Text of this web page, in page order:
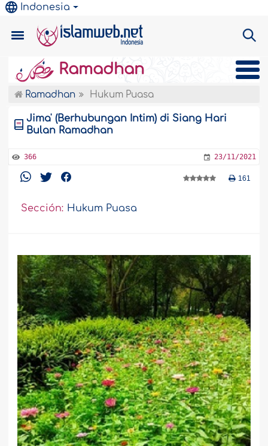
Indonesia
Ramadhan
Ramadhan Hukum Puasa
Jima' (Berhubungan Intim) di Siang Hari
Bulan Ramadhan
366 23/11/2021
161
Sección: Hukum Puasa